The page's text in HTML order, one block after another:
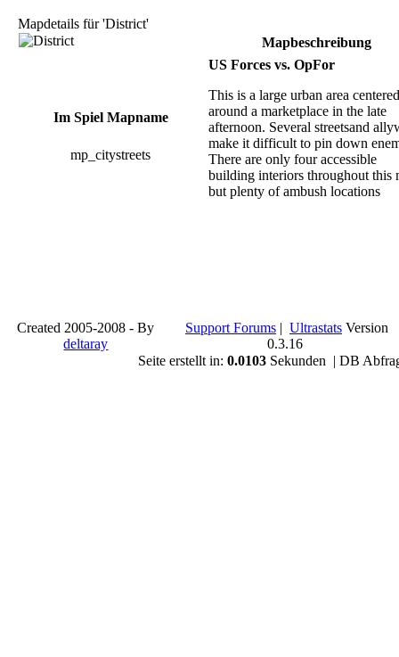
Mapdetails für 'District'
Mapbeschreibung
US Forces vs. OpFor
This is a large urban area centered
around a marketplace in the late
afternoon. Several streetsand
make it difficult to pin down
There are only four accessible
building interiors throughout this
but plenty of ambush locations
Im Spiel Mapname
mp_citystreets
Created 2005-2008 - By
deltaray
Support Forums | Ultrastats Version
0.3.16
Seite erstellt in:0.0103 Sekunden | DB